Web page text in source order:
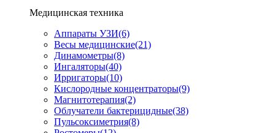
Медицинская техника
Аппараты УЗИ(6)
Весы медицинские(21)
Динамометры(8)
Ингаляторы(40)
Ирригаторы(10)
Кислородные концентраторы(9)
Магнитотерапия(2)
Облучатели бактерицидные(38)
Пульсоксиметрия(8)